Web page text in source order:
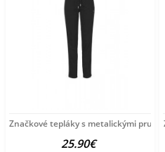
Značkové tepláky s metalickými
25.90€